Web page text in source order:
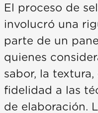
El proceso de
involucró una
parte de un
quienes
sabor, la
fidelidad a las
de elaboración.